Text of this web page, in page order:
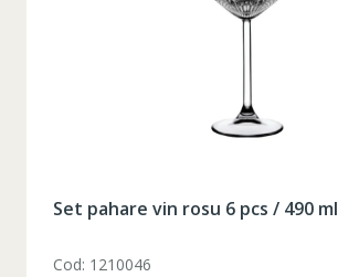
Таблица размеров
M
Set pahare vin rosu 6 pcs / 490 ml
Cod: 1210046